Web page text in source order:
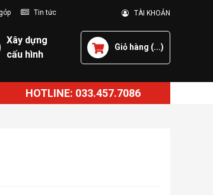
Tin tức TÀI KHOẢN
Xây dựng
cấu hình
Giỏ hàng (...)
HOTLINE: 033.457.7086